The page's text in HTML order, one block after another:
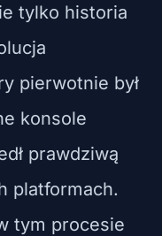
tylko historia
pierwotnie był
konsole
prawdziwą
platformach.
tym procesie